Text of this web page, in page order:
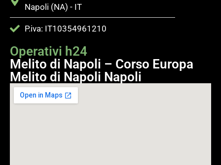
Napoli (NA) - IT
P.iva: IT10354961210
Operativi h24
Melito di Napoli – Corso Europa
Melito di Napoli Napoli